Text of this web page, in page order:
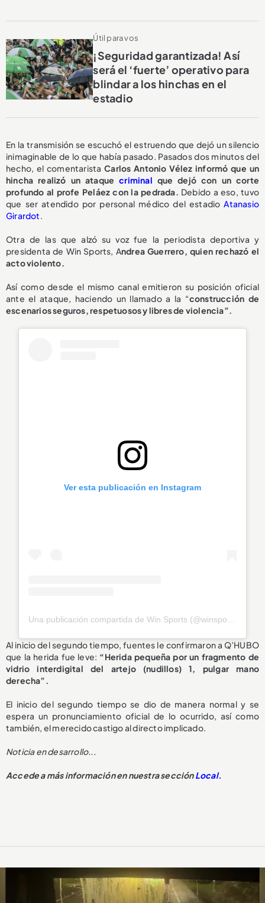
Útil para vos
¡Seguridad garantizada! Así
será el ‘fuerte’ operativo para
blindar a los hinchas en el
estadio
En la transmisión se escuchó el estruendo que dejó un silencio
inimaginable de lo que había pasado. Pasados dos minutos del
hecho, el comentaristaCarlos Antonio Vélez informó que un
hincha realizó un ataquecriminal que dejó con un corte
profundo al profe Peláez con la pedrada. Debido a eso, tuvo
que ser atendido por personal médico del estadioAtanasio
Girardot.
Otra de las que alzó su voz fue la periodista deportiva y
presidenta de Win Sports, Andrea Guerrero, quien rechazó el
acto violento.
Así como desde el mismo canal emitieron su posición oficial
ante el ataque, haciendo un llamado a la “construcción de
escenarios seguros, respetuosos y libres de violencia”.
Ver esta publicación en Instagram
Al inicio del segundo tiempo, fuentes le confirmaron a Q’HUBO
que la herida fue leve: “Herida pequeña por un fragmento de
vidrio interdigital del artejo (nudillos) 1, pulgar mano
derecha”.
El inicio del segundo tiempo se dio de manera normal y se
espera un pronunciamiento oficial de lo ocurrido, así como
también, el merecido castigo al directo implicado.
Noticia en desarrollo...
Accede a más información en nuestra secciónLocal.